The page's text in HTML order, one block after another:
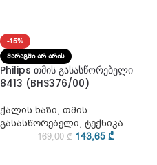
-15%
ᲛᲐᲠᲐᲒᲨᲘ ᲐᲠ ᲐᲠᲘᲡ
Philips თმის გასასწორებელი
8413 (BHS376/00)
ქალის ხაზი, თმის
გასასწორებელი, ტექნიკა
169,00₾ 143,65 ₾